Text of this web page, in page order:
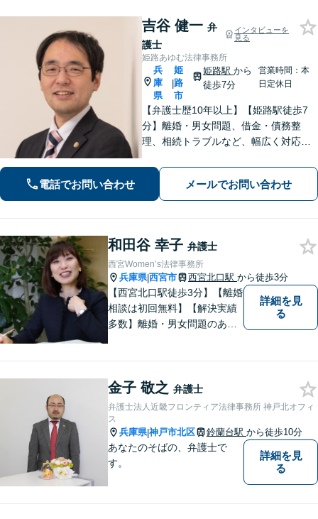
吉谷 健一 弁
護士
インタビューを
見る
姫路あゆむ法律事務所
兵
庫
県
|
姫
路
市
姫路駅から
徒歩7分
営業時間：本
日定休日
【弁護士歴10年以上】【姫路駅徒歩7
分】離婚・男女問題、借金・債務整
理、相続トラブルなど、幅広く対応可
すい説明を心がけています。依頼者さ
まの置かれている状況と希望に沿った
最善の解決を目指します。
電話でお問い合わせ メールでお問い合わせ
和田谷 幸子 弁護士
西宮Women’s法律事務所
兵庫県|西宮市 西宮北口駅 から徒歩3分
【西宮北口駅徒歩3分】【離婚
相談は初回無料】【解決実績
多数】離婚・男女問題のあら
します。【土日祝日・夜間の
ご相談も対応可】【完全個室
／お子様同伴でも大丈夫で
す】
詳細を見
る
金子 敬之 弁護士
弁護士法人近畿フロンティア法律事務所 神戸北オフィ
ス
兵庫県|神戸市北区 鈴蘭台駅 から徒歩10分
あなたのそばの、弁護士で
す。
詳細を見
る